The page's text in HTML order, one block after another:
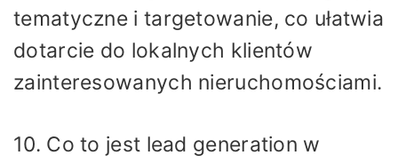
tematyczne i targetowanie, co ułatwia
dotarcie do lokalnych klientów
zainteresowanych nieruchomościami.
10. Co to jest lead generation w